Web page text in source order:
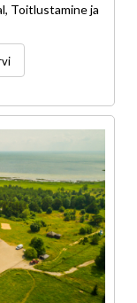
Toitlustamine ja